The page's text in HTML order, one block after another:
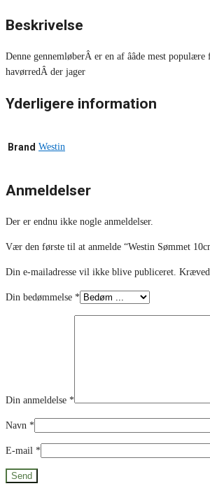
Beskrivelse
Denne gennemløberÂ er en af ââde mest
havørredÂ der jager
Yderligere information
Brand Westin
Anmeldelser
Der er endnu ikke nogle anmeldelser.
Vær den første til at anmelde “Westin Sømmet
Din e-mailadresse vil ikke blive publiceret.
Din bedømmelse *
Din anmeldelse *
Navn *
E-mail *